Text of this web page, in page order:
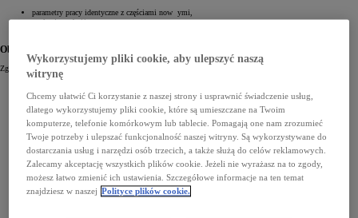
parametry pracy identyczne z częściami now ymi,
atrakcyjna, obniżona cena,
Objawy uszkodzenia zaworu EGR
Zgłoś się do Autoryzowanego Serwisu Toyoty, gdy tylko:
dostrzeżesz zwiększone zużycie paliwa ,
usłyszysz odgłosy stukania podczas pracy silnika,
otrzymasz negatywny wynik testu emisji spalin,
zobaczysz komunikat Check ENG.
Regenerowane wtryskiwacze
Zachowują jakość części fabrycznie nowej. Atrakcyjne ceny. Sprawdź.
Regenerowane zaciski hamulcowe
Wykorzystujemy pliki cookie, aby ulepszyć naszą
witrynę
Chcemy ułatwić Ci korzystanie z naszej strony i usprawnić świadczenie usług,
dlatego wykorzystujemy pliki cookie, które są umieszczane na Twoim
komputerze, telefonie komórkowym lub tablecie. Pomagają one nam zrozumieć
Twoje potrzeby i ulepszać funkcjonalność naszej witryny. Są wykorzystywane do
dostarczania usług i narzędzi osób trzecich, a także służą do celów reklamowych.
Zalecamy akceptację wszystkich plików cookie. Jeżeli nie wyrażasz na to zgody,
możesz łatwo zmienić ich ustawienia. Szczegółowe informacje na ten temat
znajdziesz w naszej Polityce plików cookie.